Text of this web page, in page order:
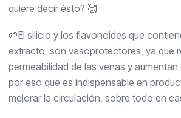
quiere decir ésto? 🥰
🌱El silicio y los flavonoides que
extracto, son vasoprotectores, ya que
permeabilidad de las venas y aumentan
por eso que es indispensable en
mejorar la circulación, sobre todo en